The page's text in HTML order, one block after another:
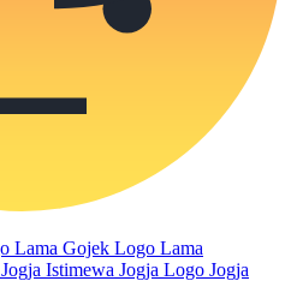
Gojek Logo Lama
Jogja Logo Jogja